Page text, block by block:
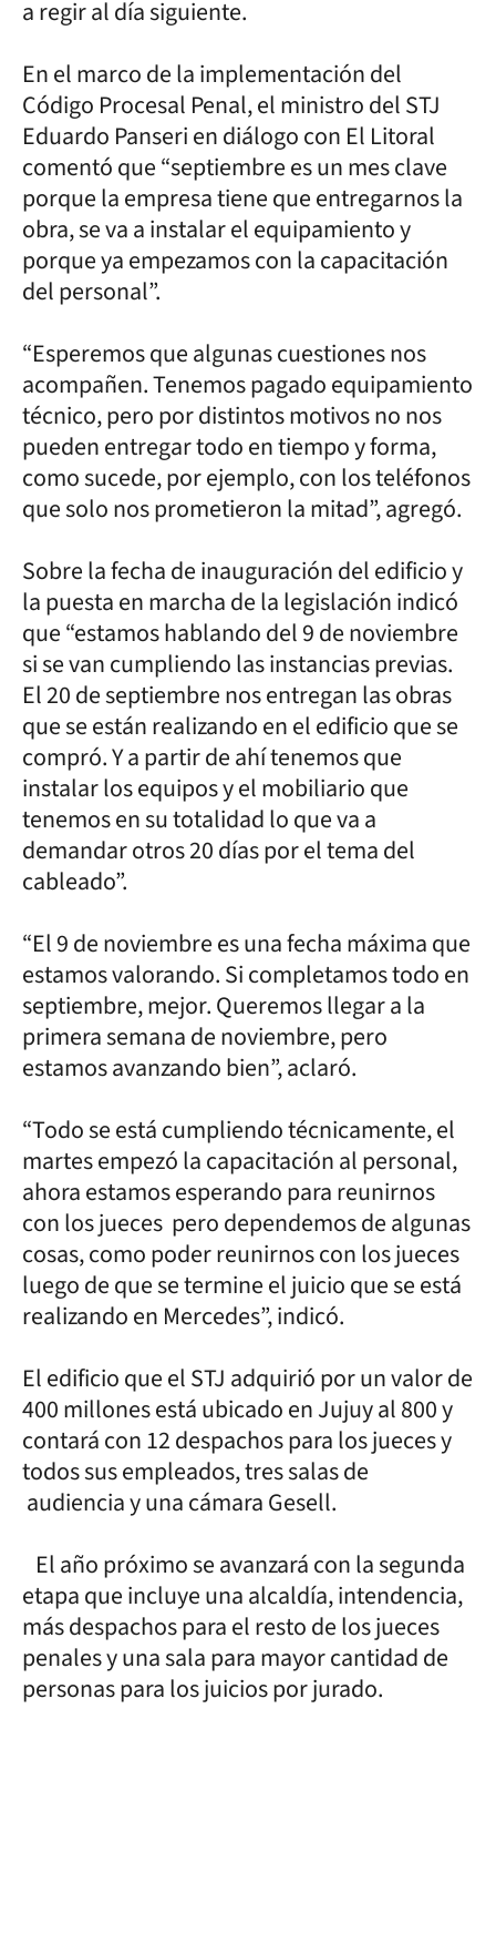
a regir al día siguiente.
En el marco de la implementación del
Código Procesal Penal, el ministro del STJ
Eduardo Panseri en diálogo con El Litoral
comentó que “septiembre es un mes clave
porque la empresa tiene que entregarnos la
obra, se va a instalar el equipamiento y
porque ya empezamos con la capacitación
del personal”.
“Esperemos que algunas cuestiones nos
acompañen. Tenemos pagado equipamiento
técnico, pero por distintos motivos no nos
pueden entregar todo en tiempo y forma,
como sucede, por ejemplo, con los teléfonos
que solo nos prometieron la mitad”, agregó.
Sobre la fecha de inauguración del edificio y
la puesta en marcha de la legislación indicó
que “estamos hablando del 9 de noviembre
si se van cumpliendo las instancias previas.
El 20 de septiembre nos entregan las obras
que se están realizando en el edificio que se
compró. Y a partir de ahí tenemos que
instalar los equipos y el mobiliario que
tenemos en su totalidad lo que va a
demandar otros 20 días por el tema del
cableado”.
“El 9 de noviembre es una fecha máxima que
estamos valorando. Si completamos todo en
septiembre, mejor. Queremos llegar a la
primera semana de noviembre, pero
estamos avanzando bien”, aclaró.
“Todo se está cumpliendo técnicamente, el
martes empezó la capacitación al personal,
ahora estamos esperando para reunirnos
con los jueces pero dependemos de algunas
cosas, como poder reunirnos con los jueces
luego de que se termine el juicio que se está
realizando en Mercedes”, indicó.
El edificio que el STJ adquirió por un valor de
400 millones está ubicado en Jujuy al 800 y
contará con 12 despachos para los jueces y
todos sus empleados, tres salas de
audiencia y una cámara Gesell.
El año próximo se avanzará con la segunda
etapa que incluye una alcaldía, intendencia,
más despachos para el resto de los jueces
penales y una sala para mayor cantidad de
personas para los juicios por jurado.